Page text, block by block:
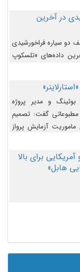
در آخرین
دو سیاره فراخورشیدی
داده‌های «تلسکوپ
و مدیر پروژه
مطبوعاتی گفت: تصمیم
ماموریت آزمایش پرواز
برای بالا
هابل»